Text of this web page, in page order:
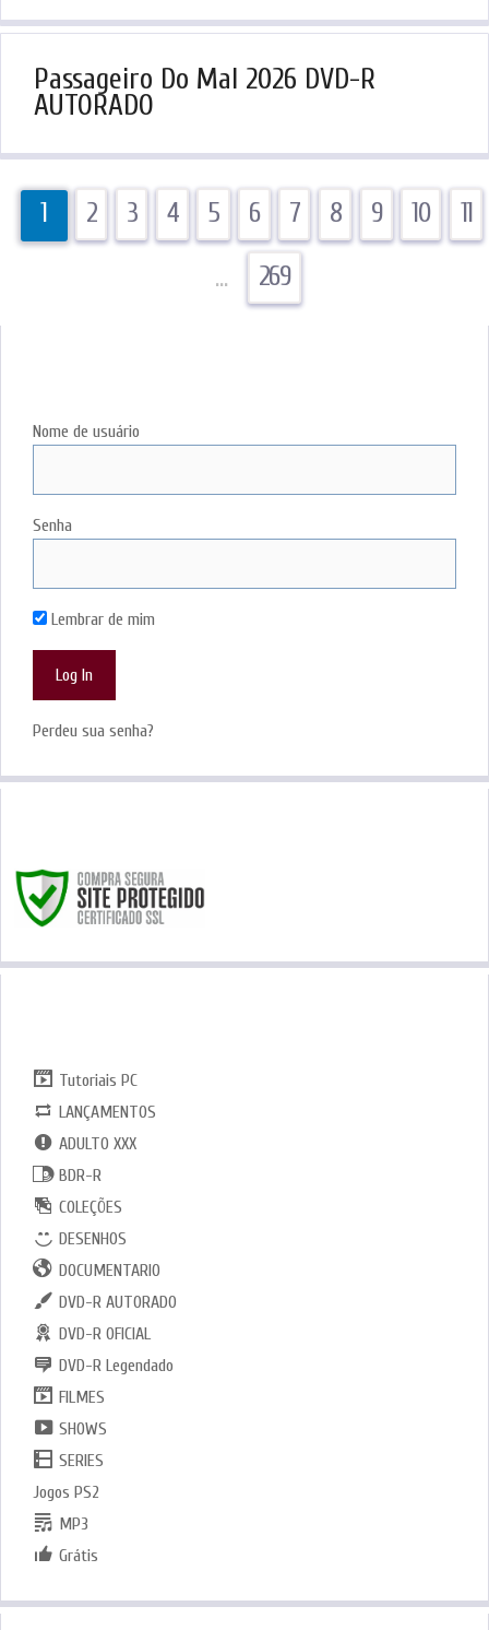
Passageiro Do Mal 2026 DVD-R
AUTORADO
1 2 3 4 5 6 7 8 9 10 11
… 269
Nome de usuário
Senha
Lembrar de mim
Perdeu sua senha?
Tutoriais PC
LANÇAMENTOS
ADULTO XXX
BDR-R
COLEÇÕES
DESENHOS
DOCUMENTARIO
DVD-R AUTORADO
DVD-R OFICIAL
DVD-R Legendado
FILMES
SHOWS
SERIES
Jogos PS2
MP3
Grátis